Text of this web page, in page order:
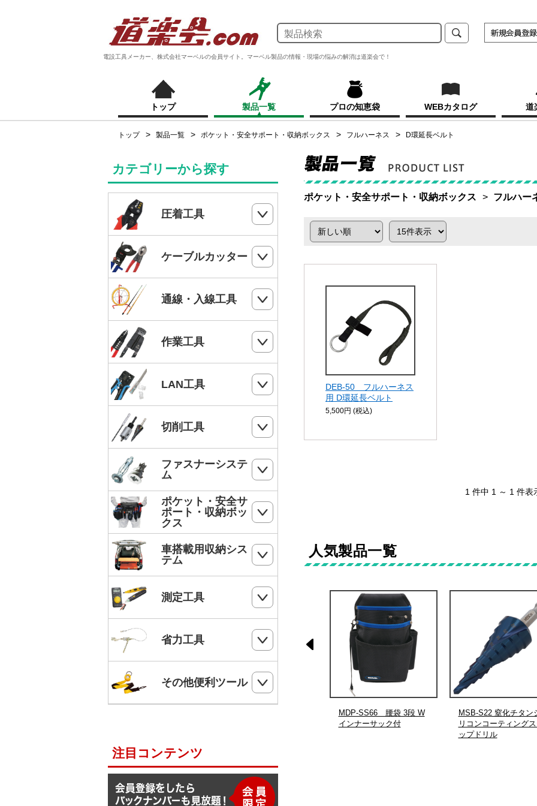
電設工具メーカー、株式会社マーベルの会員サイト。マーベル製品の情報・現場の悩みの解消は道楽会で！
トップ 製品一覧 プロの知恵袋 WEBカタログ 道
トップ 製品一覧 ポケット・安全サポート・収納ボックス フルハーネス D環延長ベルト
ポケット・安全サポート・収納ボックス フルハー
DEB-50 フルハーネス
用 D環延長ベルト
5,500円 (税込)
1 件中 1 ～ 1 件表
人気製品一覧
MDP-SS66 腰袋 3段 W
インナーサック付
MSB-S22 窒化チタン
リコンコーティング
ップドリル
カテゴリーから探す
圧着工具
ハンドプレス
電気工事士技能試験工具セット
手動油圧圧着工具
MC4端子用圧着工具
フェルール端子 圧着工具
ケーブルカッター
ケーブルカッター
ワイヤーカッター
ハードカッター
通線・入線工具
スネークラインシリーズ
Jetラインシリーズ
通線収納ケース
ジョイントライン
スーパーカーボン
スーパースネーク
スーパーイエロー
バケットランナー
SHランナー
ケーブルキャッチャー
ケーブルグリップ
電線リール・ドラムローラー・ウイン
電動ウインチ用ロープ
スチールワイヤー
F1ライン
よび線グリップ
作業工具
切断・パンチ
ストリッパー
電工ペンチ
カッター
電工ナイフ
電工レンチ/ダクトレンチハンマー
電気工事用鋏
鋸
ペンチ
ドライバー
ドリルチャック・シャンクアダプター
ラチェットレンチ
ソケットレンチセット
モンキレンチ
LAN工具
モジュラー圧着工具
LANケーブルストリッパー
モジュラープラグ
モジュラープラグカバー
LANツールキット
パンチダウンツール
切削工具
ドリル
DPドリル
ホールソー
ステップドリル・テーパードリル
ホールソー・ステップドリルセット
油圧フリーパンチ
ビット
ー
ファスナーシステ
ム
コンクリート・ALC用プラグ
ボードリベッター
ボードプラグ
ビス
ケーブルタイ
圧着端子ミニパック
ポケット・安全サ
ポート・収納ボッ
クス
フルハーネス
柱上安全帯用ベルト
幅広柱上安全帯用ベルト
ワークポジショニング用連結ベルト
柱上安全帯用ランヤード
セフティロープ
後付ショルダーベルト
Shuttoシリーズ
車搭載用収納シス
テム
フロアーキャビネット
サイドラック
測定工具
検電器・配線チェッカー
メジャー
省力工具
ベルトスリング
その他便利ツール
脚立ソックス
サビ取りスプレー
注目コンテンツ